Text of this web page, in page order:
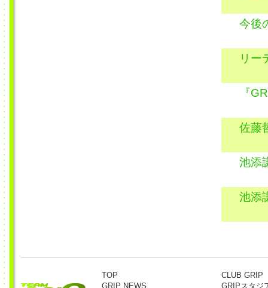
今後
リー
『
佐藤
池添
池添
TOP
GRIP NEWS
CLUB GRIP
GRIPスタジ